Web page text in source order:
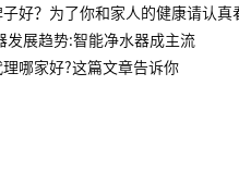
好？为了你和家人的健康请认真
发展趋势:智能净水器成主流
哪家好?这篇文章告诉你